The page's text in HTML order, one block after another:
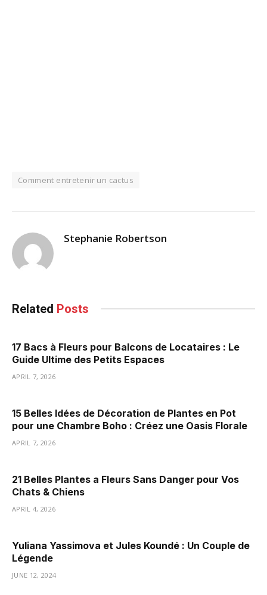
Comment entretenir un cactus
Stephanie Robertson
Related Posts
17 Bacs à Fleurs pour Balcons de Locataires : Le
Guide Ultime des Petits Espaces
APRIL 7, 2026
15 Belles Idées de Décoration de Plantes en Pot
pour une Chambre Boho : Créez une Oasis Florale
APRIL 7, 2026
21 Belles Plantes a Fleurs Sans Danger pour Vos
Chats & Chiens
APRIL 4, 2026
Yuliana Yassimova et Jules Koundé : Un Couple de
Légende
JUNE 12, 2024